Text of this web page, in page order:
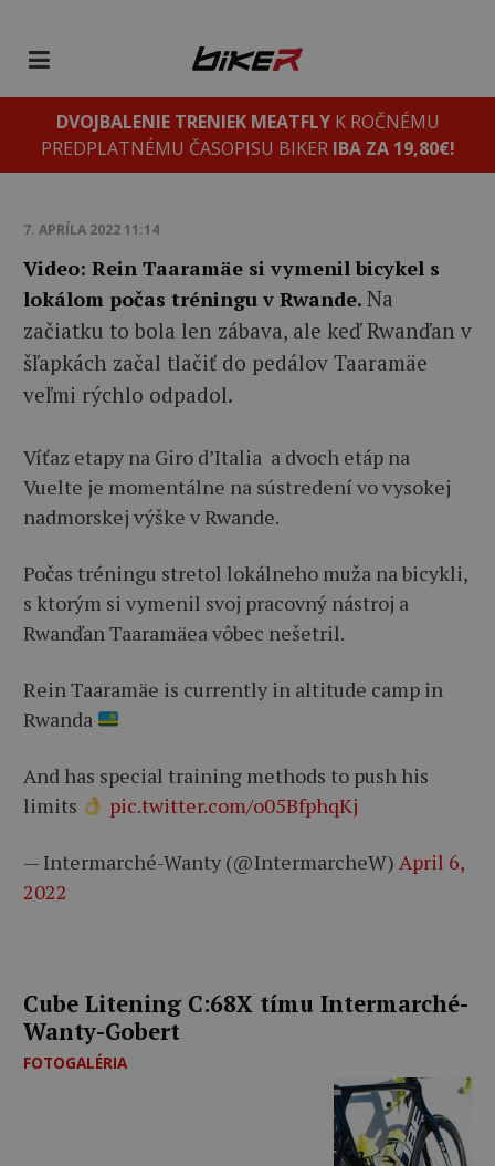
DVOJBALENIE TRENIEK MEATFLYK ROČNÉMU
PREDPLATNÉMU ČASOPISU BIKER IBA ZA 19,80€!
7. APRÍLA 2022 11:14
Video: Rein Taaramäe si vymenil bicykel s
lokálom počas tréningu v Rwande. Na
začiatku to bola len zábava, ale keď Rwanďan v
šľapkách začal tlačiť do pedálov Taaramäe
veľmi rýchlo odpadol.
Víťaz etapy na Giro d’Italia a dvoch etáp na
Vuelte je momentálne na sústredení vo vysokej
nadmorskej výške v Rwande.
Počas tréningu stretol lokálneho muža na bicykli,
s ktorým si vymenil svoj pracovný nástroj a
Rwanďan Taaramäea vôbec nešetril.
Rein Taaramäe is currently in altitude camp in
Rwanda
And has special training methods to push his
limits
pic.twitter.com/o05BfphqKj
— Intermarché-Wanty (@IntermarcheW) April 6,
2022
Cube Litening C:68X tímu Intermarché-
Wanty-Gobert
FOTOGALÉRIA